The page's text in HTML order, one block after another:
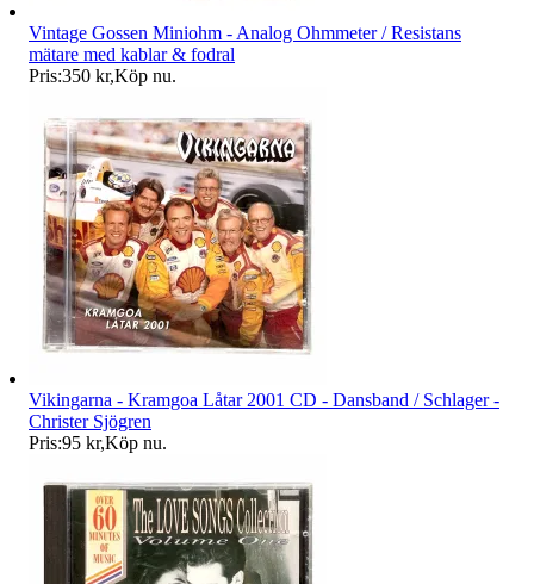
Vintage Gossen Miniohm - Analog Ohmmeter / Resistans
mätare med kablar & fodral
Pris:350 kr,Köp nu.
Vikingarna - Kramgoa Låtar 2001 CD - Dansband / Schlager -
Christer Sjögren
Pris:95 kr,Köp nu.